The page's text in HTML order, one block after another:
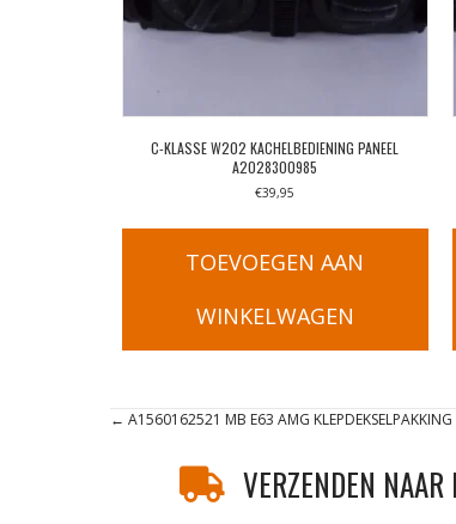
C-KLASSE W202 KACHELBEDIENING PANEEL
A2028300985
€39,95
TOEVOEGEN AAN
WINKELWAGEN
Posts
navigation
← A1560162521 MB E63 AMG KLEPDEKSELPAKKING
VERZENDEN